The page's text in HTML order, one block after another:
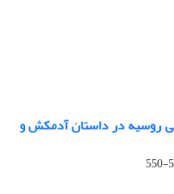
روسیه در داستان آدمکش و